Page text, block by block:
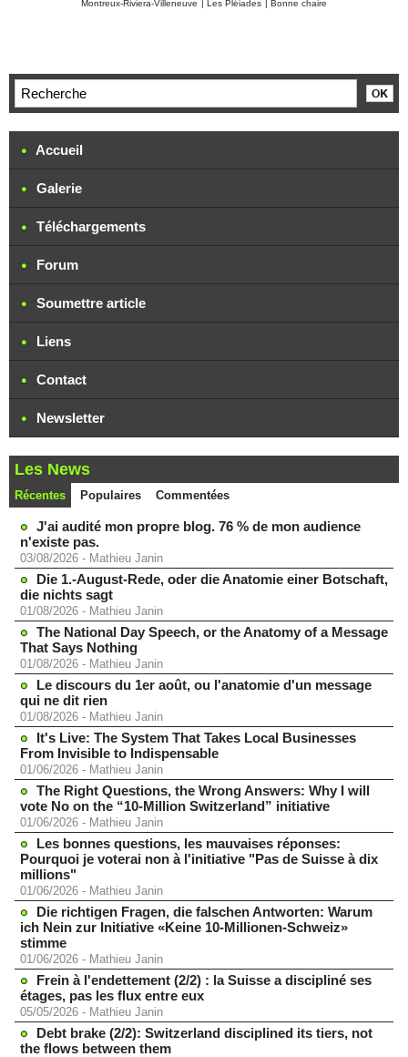
Montreux-Riviera-Villeneuve Les Pléiades Bonne chaire
Accueil
Galerie
Téléchargements
Forum
Soumettre article
Liens
Contact
Newsletter
Les News
Récentes Populaires Commentées
J'ai audité mon propre blog. 76 % de mon audience
n'existe pas.
03/08/2026 - Mathieu Janin
Die 1.-August-Rede, oder die Anatomie einer Botschaft,
die nichts sagt
01/08/2026 - Mathieu Janin
The National Day Speech, or the Anatomy of a Message
That Says Nothing
01/08/2026 - Mathieu Janin
Le discours du 1er août, ou l'anatomie d'un message
qui ne dit rien
01/08/2026 - Mathieu Janin
It's Live: The System That Takes Local Businesses
From Invisible to Indispensable
01/06/2026 - Mathieu Janin
The Right Questions, the Wrong Answers: Why I will
vote No on the “10-Million Switzerland” initiative
01/06/2026 - Mathieu Janin
Les bonnes questions, les mauvaises réponses:
Pourquoi je voterai non à l'initiative "Pas de Suisse à dix
millions"
01/06/2026 - Mathieu Janin
Die richtigen Fragen, die falschen Antworten: Warum
ich Nein zur Initiative «Keine 10-Millionen-Schweiz»
stimme
01/06/2026 - Mathieu Janin
Frein à l'endettement (2/2) : la Suisse a discipliné ses
étages, pas les flux entre eux
05/05/2026 - Mathieu Janin
Debt brake (2/2): Switzerland disciplined its tiers, not
the flows between them